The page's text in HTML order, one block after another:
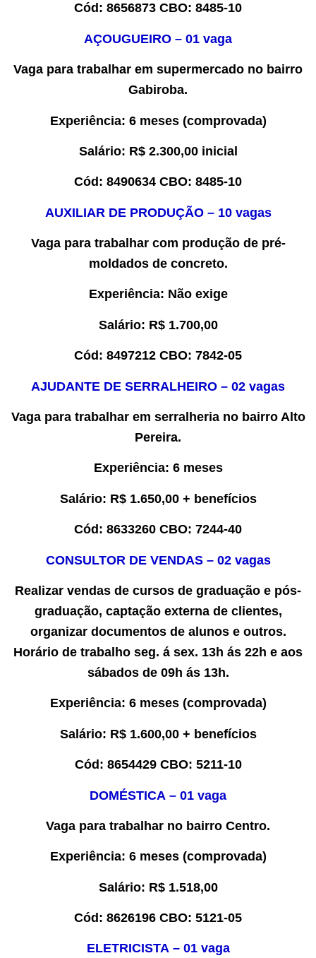
Cód: 8656873 CBO: 8485-10
AÇOUGUEIRO – 01 vaga
Vaga para trabalhar em supermercado no bairro
Gabiroba.
Experiência: 6 meses (comprovada)
Salário: R$ 2.300,00 inicial
Cód: 8490634 CBO: 8485-10
AUXILIAR DE PRODUÇÃO– 10vagas
Vaga para trabalhar com produção de pré-
moldados de concreto.
Experiência: Não exige
Salário: R$ 1.700,00
Cód: 8497212 CBO: 7842-05
AJUDANTE DE SERRALHEIRO – 02 vagas
Vaga para trabalhar em serralheria no bairro Alto
Pereira.
Experiência: 6 meses
Salário: R$ 1.650,00 + benefícios
Cód: 8633260 CBO: 7244-40
CONSULTOR DE VENDAS– 02vagas
Realizar vendas de cursos de graduação e pós-
graduação, captação externa de clientes,
organizar documentos de alunos e outros.
Horário de trabalho seg. á sex. 13h ás 22h e aos
sábados de 09h ás 13h.
Experiência: 6 meses (comprovada)
Salário: R$ 1.600,00 + benefícios
Cód: 8654429 CBO: 5211-10
DOMÉSTICA – 01 vaga
Vaga para trabalhar no bairro Centro.
Experiência: 6 meses (comprovada)
Salário: R$ 1.518,00
Cód: 8626196 CBO: 5121-05
ELETRICISTA– 01vaga